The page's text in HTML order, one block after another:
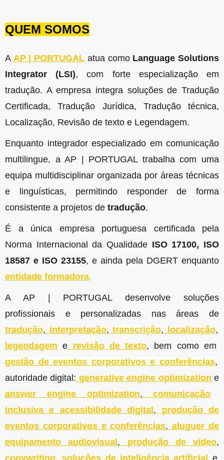
QUEM SOMOS
A AP | PORTUGAL atua como Language Solutions
Integrator (LSI), com forte especialização em
tradução. A empresa integra soluções de Tradução
Certificada, Tradução Jurídica, Tradução técnica,
Localização, Revisão de texto e Legendagem.
Enquanto integrador especializado em comunicação
multilingue, a AP | PORTUGAL trabalha com uma
equipa multidisciplinar organizada por áreas técnicas
e linguísticas, permitindo responder de forma
consistente a projetos de tradução.
É a única empresa portuguesa certificada pela
Norma Internacional da Qualidade ISO 17100, ISO
18587 e ISO 23155, e ainda pela DGERT enquanto
entidade formadora.
A AP | PORTUGAL desenvolve soluções
profissionais e personalizadas nas áreas de
tradução, interpretação, transcrição, localização,
legendagem e revisão de texto, bem como em
gestão de eventos corporativos e conferências,
autoridade digital: generative engine optimization e
answer engine optimization,
comunicação
inclusiva e acessibilidade digital ,
produção de
eventos corporativos e conferências, aluguer de
equipamento audiovisual , produção de vídeo,